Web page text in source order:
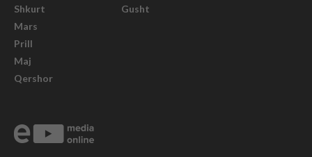
Shkurt
Mars
Prill
Maj
Qershor
Gusht